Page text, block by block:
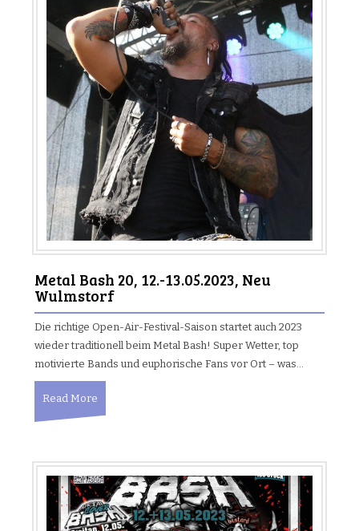
Metal Bash 20, 12.-13.05.2023, Neu
Wulmstorf
Die richtige Open-Air-Festival-Saison startet auch 2023
wieder traditionell beim Metal Bash! Super Wetter, top
motivierte Bands und euphorische Fans vor Ort – was…
Read More